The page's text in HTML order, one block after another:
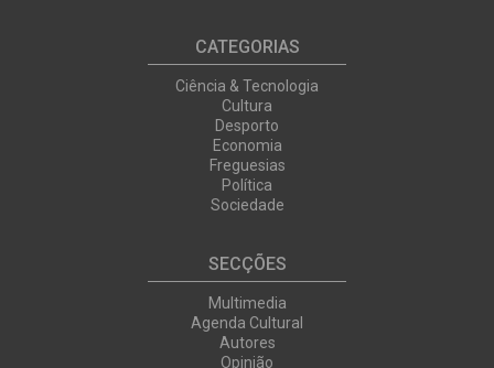
CATEGORIAS
Ciência & Tecnologia
Cultura
Desporto
Economia
Freguesias
Política
Sociedade
SECÇÕES
Multimedia
Agenda Cultural
Autores
Opinião